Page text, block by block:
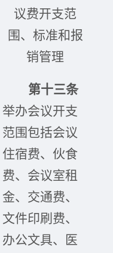
议费开支范
围、标准和报
销管理
第十三条
举办会议开支
范围包括会议
住宿费、伙食
费、会议室租
金、交通费、
文件印刷费、
办公文具、医